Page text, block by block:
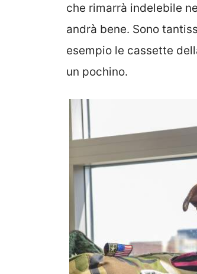
che rimarrà indelebile
andrà bene. Sono
esempio le cassette
un pochino.